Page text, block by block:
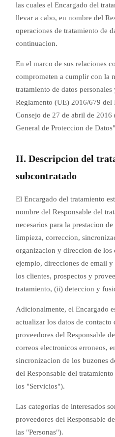
las cuales el Encargado del
llevar a cabo, en nombre del
operaciones de tratamiento de
continuacion.
En el marco de sus relaciones
comprometen a cumplir con la
tratamiento de datos
Reglamento (UE) 2016/679 del
Consejo de 27 de abril de 2016
General de Proteccion de
II. Descripcion del
subcontratado
El Encargado del tratamiento
nombre del Responsable del
necesarios para la prestacion
limpieza, correccion,
organizacion y direccion de
ejemplo, direcciones de email
los clientes, prospectos y
tratamiento, (ii) deteccion y
Adicionalmente, el Encargado
actualizar los datos de contacto
proveedores del Responsable
correos electronicos erroneos,
sincronizacion de los buzones
del Responsable del
los "Servicios").
Las categorias de interesados
proveedores del Responsable
las "Personas").